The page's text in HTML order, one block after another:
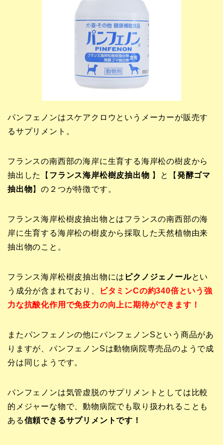
パンフェノンはスケアクロウというメーカーが販売す
るサプリメント。
フランスの南西部の海岸に生育する海岸松の樹皮から
抽出した【 フランス海岸松樹皮抽出物 】と【 発酵ゴマ
抽出物】の２つが特徴です。
フランス海岸松樹皮抽出物とはフランスの南西部の海
岸に生育する海岸松の樹皮から採取した天然植物由来
抽出物のこと。
フランス海岸松樹皮抽出物には ピクノジェノールとい
う成分が含まれており、
ビタミンCの約340倍という強
力な抗酸化作用で免疫力の向上に期待ができます！
またパンフェノンの他にパンフェノンSという商品があ
りますが、パンフェノンSは動物病院専売品のようで成
分は同じようです。
パンフェノンは気管虚脱のサプリメントとしては比較
的メジャーな物で、動物病院でも取り扱われることも
ある信頼できるサプリメントです！